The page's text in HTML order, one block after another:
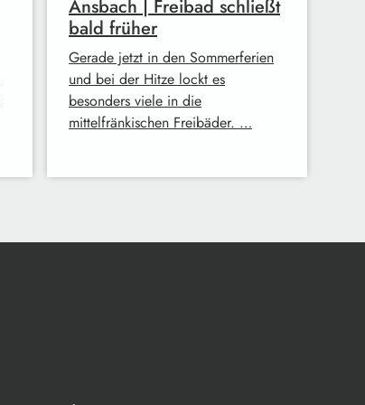
Ansbach | Freibad schließt
bald früher
Gerade jetzt in den Sommerferien
und bei der Hitze lockt es
besonders viele in die
mittelfränkischen Freibäder. …